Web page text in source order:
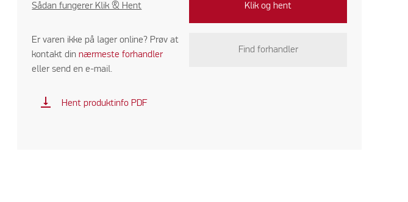
Sådan fungerer Klik & Hent Klik og hent
Er varen ikke på lager online? Prøv at
kontakt dinnærmeste forhandler
eller send en e-mail.
Find forhandler
vertical_align_bottom Hent produktinfo PDF